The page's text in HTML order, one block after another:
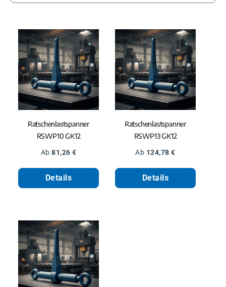
Ratschenlastspanner
RSWP10 GK12
Regulärer Preis:
Ab 81,26 €
Details
Ratschenlastspanner
RSWP13 GK12
Regulärer Preis:
Ab 124,78 €
Details